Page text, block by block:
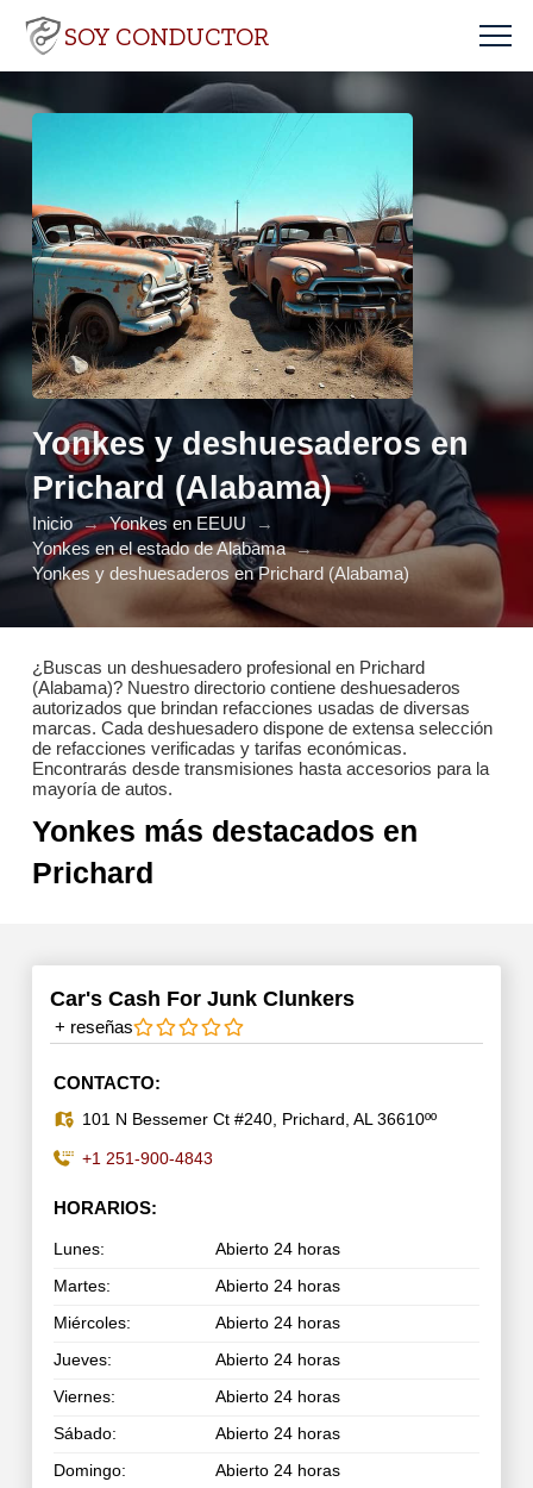
SOY CONDUCTOR
Yonkes y deshuesaderos en
Prichard (Alabama)
Inicio → Yonkes en EEUU
→
Yonkes en el estado de Alabama →
Yonkes y deshuesaderos en Prichard (Alabama)
¿Buscas un deshuesadero profesional en Prichard
(Alabama)? Nuestro directorio contiene deshuesaderos
autorizados que brindan refacciones usadas de diversas
marcas. Cada deshuesadero dispone de extensa selección
de refacciones verificadas y tarifas económicas.
Encontrarás desde transmisiones hasta accesorios para la
mayoría de autos.
Yonkes más destacados en
Prichard
Car's Cash For Junk Clunkers
+ reseñas
CONTACTO:
101 N Bessemer Ct #240, Prichard, AL 36610ºº
+1 251-900-4843
HORARIOS:
Lunes: Abierto 24 horas
Martes: Abierto 24 horas
Miércoles: Abierto 24 horas
Jueves: Abierto 24 horas
Viernes: Abierto 24 horas
Sábado: Abierto 24 horas
Domingo: Abierto 24 horas